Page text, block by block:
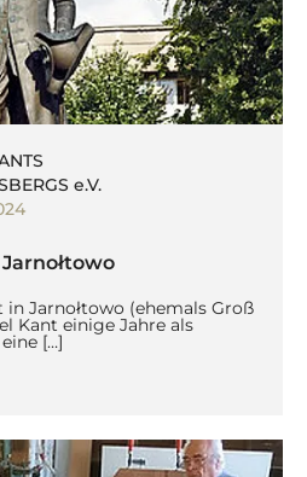
e.V.
Jarnołtowo (ehemals Groß
Kant einige Jahre als
[…]